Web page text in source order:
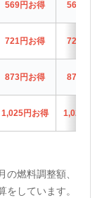
569円お得 569円お
721円お得 721円お
873円お得 873円お
1,025円お得 1,025円
燃料調整額、
をしています。